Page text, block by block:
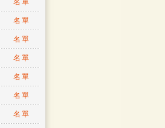
名單
名單
名單
名單
名單
名單
名單